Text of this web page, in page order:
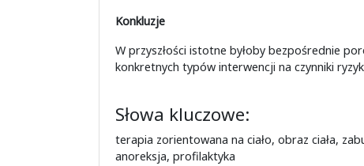
Konkluzje
W przyszłości istotne byłoby bezpośrednie
konkretnych typów interwencji na czynniki
Słowa kluczowe:
terapia zorientowana na ciało, obraz ciała,
anoreksja, profilaktyka